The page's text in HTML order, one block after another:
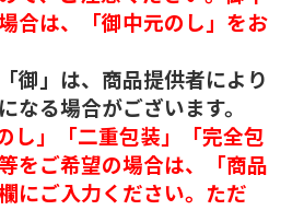
合は、「御中元のし」をお
御」は、商品提供者により
なる場合がございます。
し」「二重包装」「完全包
をご希望の場合は、「商品
にご入力ください。ただ